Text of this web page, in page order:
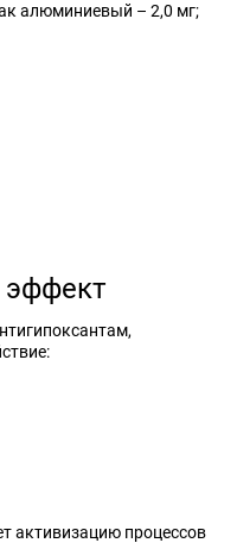
алюминиевый – 2,0 мг;
активизацию процессов